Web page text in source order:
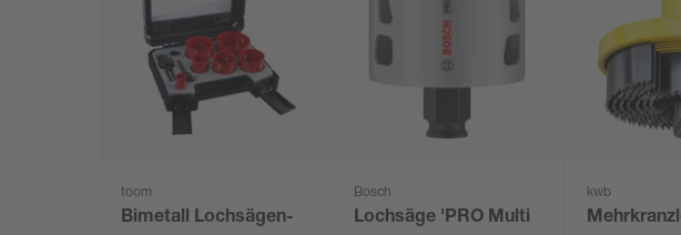
toom
Bimetall Lochsägen-
Bosch
Lochsäge 'PRO Multi
kwb